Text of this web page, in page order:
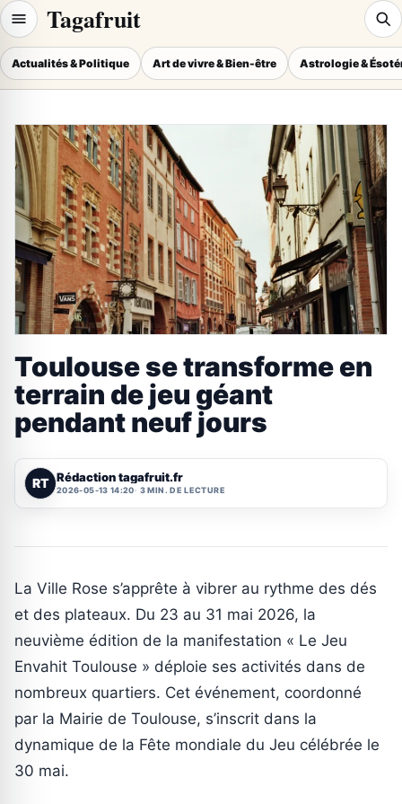
Tagafruit
Actualités & Politique Art de vivre & Bien-être Astrologie &
Toulouse se transforme en
terrain de jeu géant
pendant neuf jours
RT Rédaction tagafruit.fr
2026-05-13 14:20 3 MIN. DE LECTURE
La Ville Rose s’apprête à vibrer au rythme des dés
et des plateaux. Du 23 au 31 mai 2026, la
neuvième édition de la manifestation « Le Jeu
Envahit Toulouse » déploie ses activités dans de
nombreux quartiers. Cet événement, coordonné
par la Mairie de Toulouse, s’inscrit dans la
dynamique de la Fête mondiale du Jeu célébrée le
30 mai.